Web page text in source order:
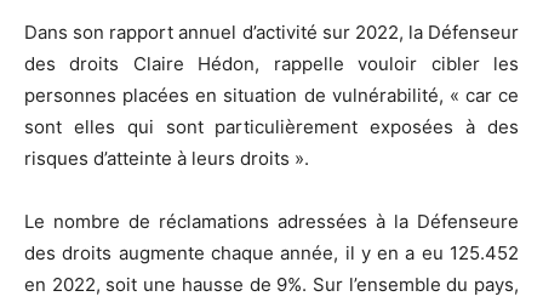
Dans son rapport annuel d’activité sur 2022, la Défenseur
des droits Claire Hédon, rappelle vouloir cibler les
personnes placées en situation de vulnérabilité, « car ce
sont elles qui sont particulièrement exposées à des
risques d’atteinte à leurs droits ».
Le nombre de réclamations adressées à la Défenseure
des droits augmente chaque année, il y en a eu 125.452
en 2022, soit une hausse de 9%. Sur l’ensemble du pays,